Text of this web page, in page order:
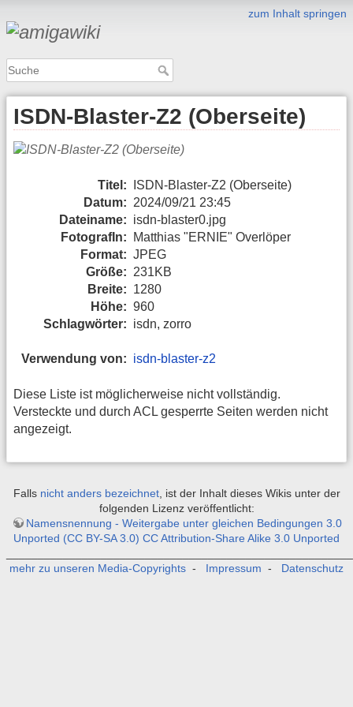
zum Inhalt springen
ISDN-Blaster-Z2 (Oberseite)
Titel:
ISDN-Blaster-Z2 (Oberseite)
Datum: 2024/09/21 23:45
Dateiname: isdn-blaster0.jpg
FotografIn:
Matthias "ERNIE" Overlöper
Format: JPEG
Größe: 231KB
Breite: 1280
Höhe: 960
Schlagwörter: isdn, zorro
Verwendung von: isdn-blaster-z2
Diese Liste ist möglicherweise nicht vollständig.
Versteckte und durch ACL gesperrte Seiten werden nicht
angezeigt.
Falls nicht anders bezeichnet, ist der Inhalt dieses Wikis unter der
folgenden Lizenz veröffentlicht:
Namensnennung - Weitergabe unter gleichen Bedingungen 3.0
Unported (CC BY-SA 3.0) CC Attribution-Share Alike 3.0 Unported
mehr zu unseren Media-Copyrights - Impressum - Datenschutz